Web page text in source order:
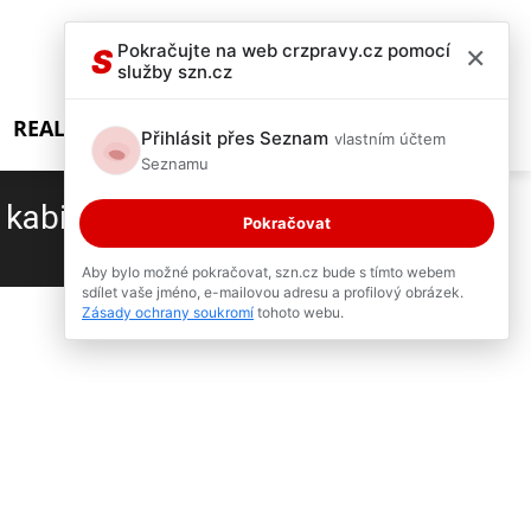
REALITY SHOW
vystříhat hasiči
S Pokračujte na web crzpravy.cz pomocí
služby szn.cz
×
Přihlásit přes Seznam vlastním účtem
Seznamu
Pokračovat
Aby bylo možné pokračovat, szn.cz bude s tímto webem
sdílet vaše jméno, e-mailovou adresu a profilový obrázek.
Zásady ochrany soukromí tohoto webu.